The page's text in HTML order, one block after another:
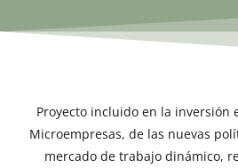
Proyecto incluido en la inversión
Microempresas, de las nuevas
mercado de trabajo dinámico,